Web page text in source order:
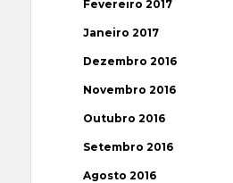
Fevereiro 2017
Janeiro 2017
Dezembro 2016
Novembro 2016
Outubro 2016
Setembro 2016
Agosto 2016